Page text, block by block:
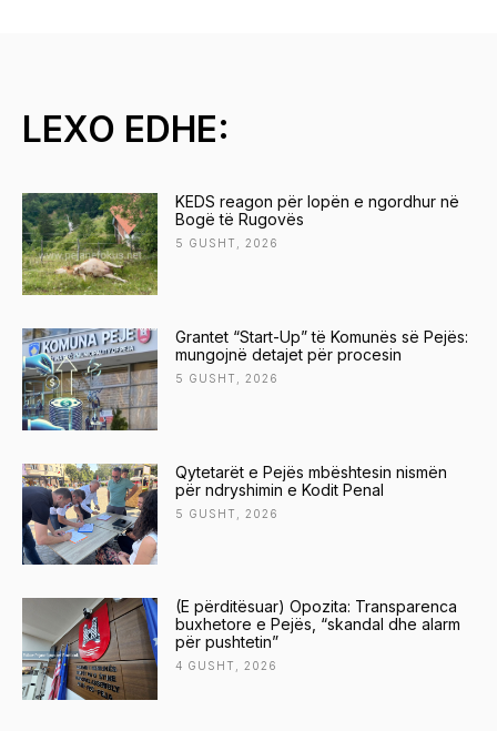
LEXO EDHE:
KEDS reagon për lopën e ngordhur në
Bogë të Rugovës
5 GUSHT, 2026
Grantet “Start-Up” të Komunës së Pejës:
mungojnë detajet për procesin
5 GUSHT, 2026
Qytetarët e Pejës mbështesin nismën
për ndryshimin e Kodit Penal
5 GUSHT, 2026
(E përditësuar) Opozita: Transparenca
buxhetore e Pejës, “skandal dhe alarm
për pushtetin”
4 GUSHT, 2026